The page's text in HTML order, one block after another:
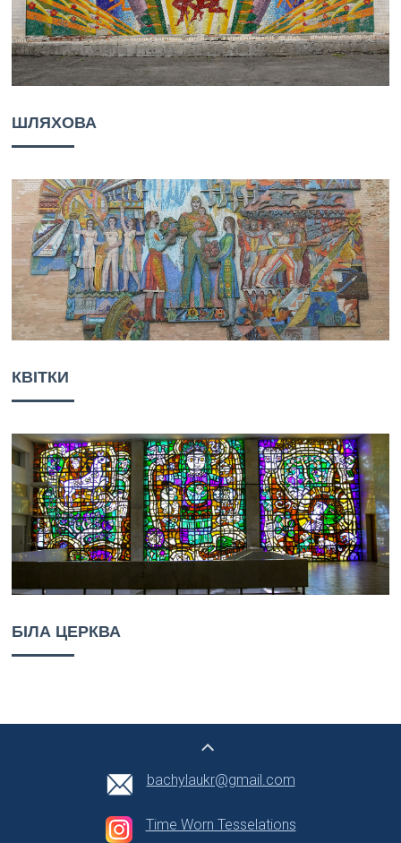
ШЛЯХОВА
КВІТКИ
БІЛА ЦЕРКВА
bachylaukr@gmail.com
Time Worn Tesselations